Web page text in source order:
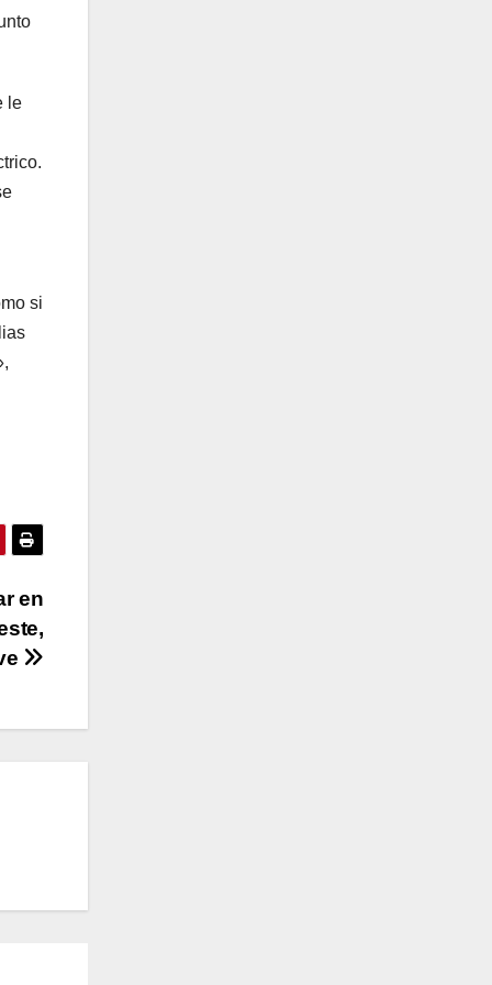
le
si
en